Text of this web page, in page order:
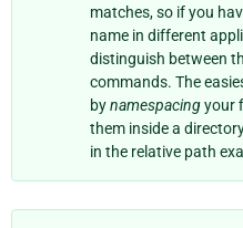
matches, so if you
name in different
distinguish between
commands. The
bynamespacingyour
them inside a
in the relative path